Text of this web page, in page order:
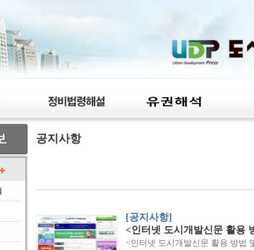
공지사항
[공지사항]
<인터넷 도시개발신문 활용
<인터넷 도시개발신문 활용 방법